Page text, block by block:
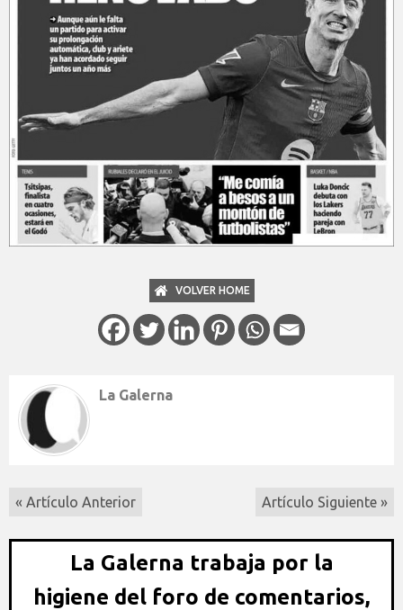
VOLVER HOME
La Galerna
« Artículo Anterior Artículo Siguiente »
La Galerna trabaja por la
higiene del foro de comentarios,